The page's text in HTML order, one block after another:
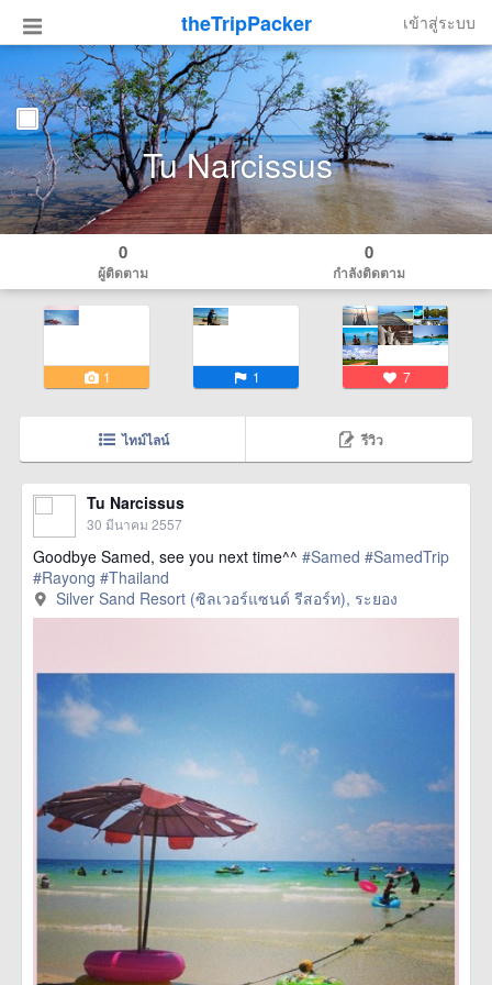
theTripPacker เข้าสู่ระบบ
Tu Narcissus
0
ผู้ติดตาม
0
กำลังติดตาม
1 1 7
ไทม์ไลน์ รีวิว
Tu Narcissus
30 มีนาคม 2557
Goodbye Samed, see you next time^^ #Samed #SamedTrip
#Rayong #Thailand
Silver Sand Resort (ซิลเวอร์แซนด์ รีสอร์ท), ระยอง